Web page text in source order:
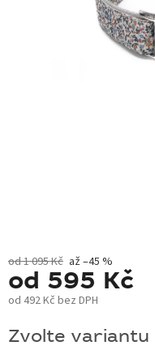
od 1 095 Kč až –45 %
od 595 Kč
od 492 Kč bez DPH
cena:
Zvolte variantu